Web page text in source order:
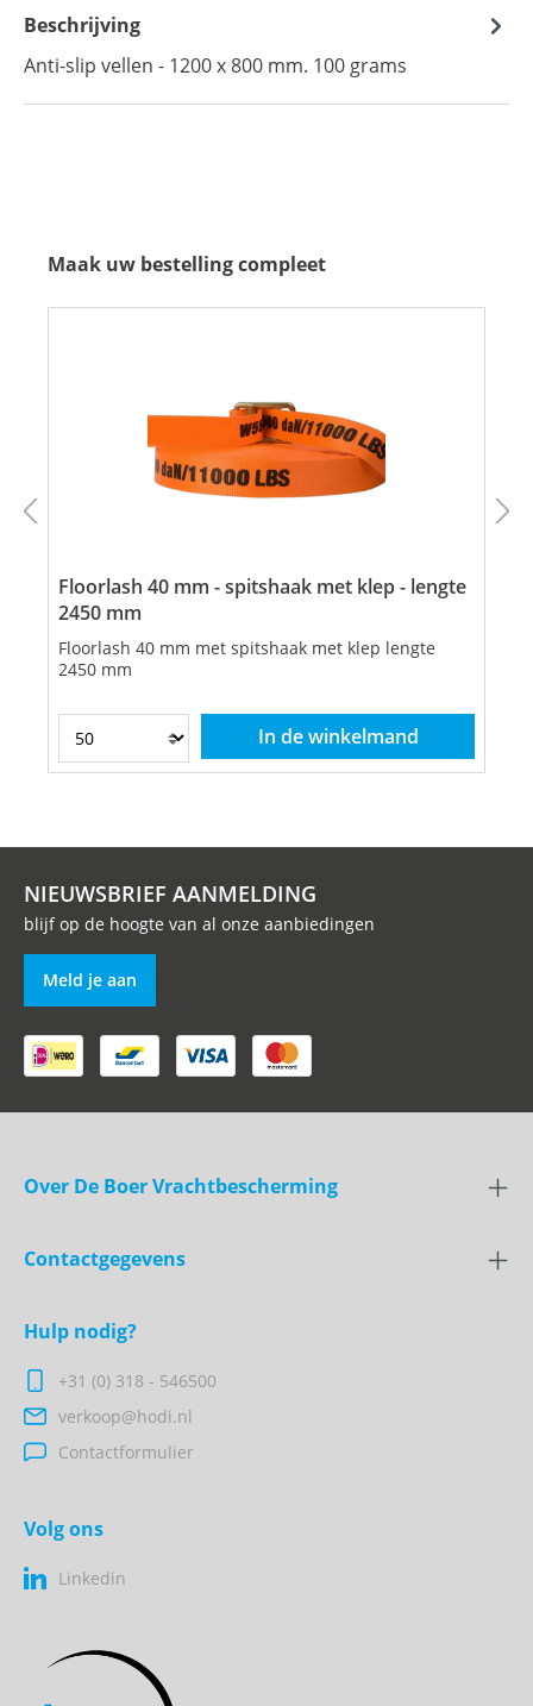
Beschrijving
Anti-slip vellen - 1200 x 800 mm. 100 grams
Maak uw bestelling compleet
Floorlash 40 mm - spitshaak met klep - lengte
2450 mm
Floorlash 40 mm met spitshaak met klep lengte
2450 mm
In de winkelmand
NIEUWSBRIEF AANMELDING
blijf op de hoogte van al onze aanbiedingen
Meld je aan
Volg ons
Linkedin
Over De Boer Vrachtbescherming
Contactgegevens
Hulp nodig?
+31 (0) 318 - 546500
verkoop@hodi.nl
Contactformulier